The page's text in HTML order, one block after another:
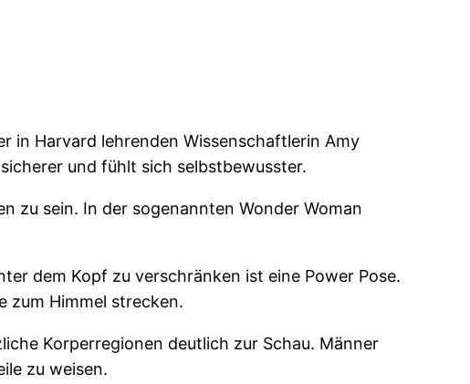
in Harvard lehrenden Wissenschaftlerin Amy
und fühlt sich selbstbewusster.
zu sein. In der sogenannten Wonder Woman
dem Kopf zu verschränken ist eine Power Pose.
zum Himmel strecken.
Korperregionen deutlich zur Schau. Männer
zu weisen.